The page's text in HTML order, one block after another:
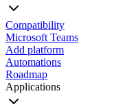
Compatibility
Microsoft Teams
Add platform
Automations
Roadmap
Applications